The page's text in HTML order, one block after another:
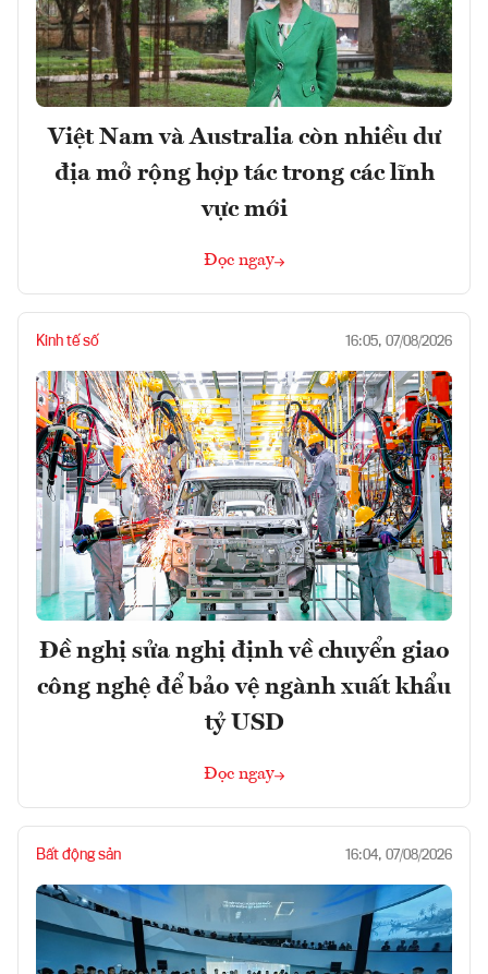
Việt Nam và Australia còn nhiều dư
địa mở rộng hợp tác trong các lĩnh
vực mới
Đọc ngay
Kinh tế số 16:05, 07/08/2026
Đề nghị sửa nghị định về chuyển giao
công nghệ để bảo vệ ngành xuất khẩu
tỷ USD
Đọc ngay
Bất động sản 16:04, 07/08/2026